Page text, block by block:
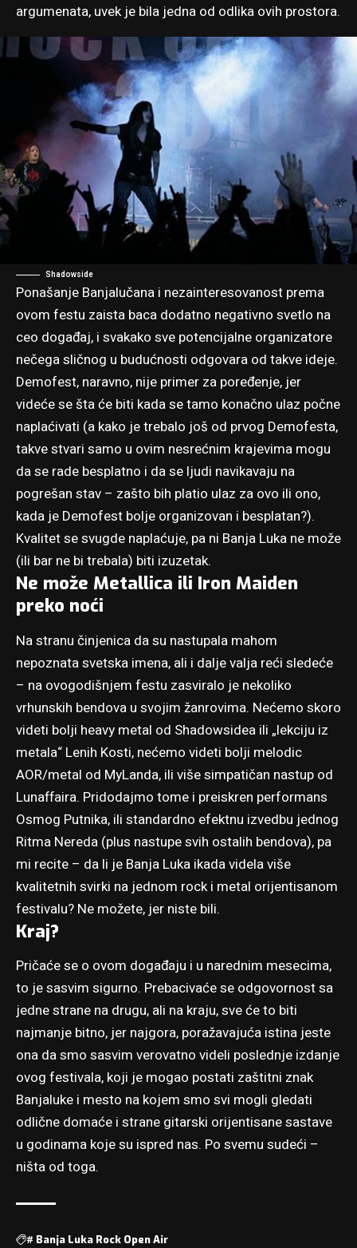
argumenata, uvek je bila jedna od odlika ovih prostora.
Shadowside
Ponašanje Banjalučana i nezainteresovanost prema
ovom festu zaista baca dodatno negativno svetlo na
ceo događaj, i svakako sve potencijalne organizatore
nečega sličnog u budućnosti odgovara od takve ideje.
Demofest, naravno, nije primer za poređenje, jer
videće se šta će biti kada se tamo konačno ulaz počne
naplaćivati (a kako je trebalo još od prvog Demofesta,
takve stvari samo u ovim nesrećnim krajevima mogu
da se rade besplatno i da se ljudi navikavaju na
pogrešan stav – zašto bih platio ulaz za ovo ili ono,
kada je Demofest bolje organizovan i besplatan?).
Kvalitet se svugde naplaćuje, pa ni Banja Luka ne može
(ili bar ne bi trebala) biti izuzetak.
Ne može Metallica ili Iron Maiden
preko noći
Na stranu činjenica da su nastupala mahom
nepoznata svetska imena, ali i dalje valja reći sledeće
– na ovogodišnjem festu zasviralo je nekoliko
vrhunskih bendova u svojim žanrovima. Nećemo skoro
videti bolji heavy metal od Shadowsidea ili „lekciju iz
metala“ Lenih Kosti, nećemo videti bolji melodic
AOR/metal od MyLanda, ili više simpatičan nastup od
Lunaffaira. Pridodajmo tome i preiskren performans
Osmog Putnika, ili standardno efektnu izvedbu jednog
Ritma Nereda (plus nastupe svih ostalih bendova), pa
mi recite – da li je Banja Luka ikada videla više
kvalitetnih svirki na jednom rock i metal orijentisanom
festivalu? Ne možete, jer niste bili.
Kraj?
Pričaće se o ovom događaju i u narednim mesecima,
to je sasvim sigurno. Prebacivaće se odgovornost sa
jedne strane na drugu, ali na kraju, sve će to biti
najmanje bitno, jer najgora, poražavajuća istina jeste
ona da smo sasvim verovatno videli poslednje izdanje
ovog festivala, koji je mogao postati zaštitni znak
Banjaluke i mesto na kojem smo svi mogli gledati
odlične domaće i strane gitarski orijentisane sastave
u godinama koje su ispred nas. Po svemu sudeći –
ništa od toga.
# Banja Luka Rock Open Air